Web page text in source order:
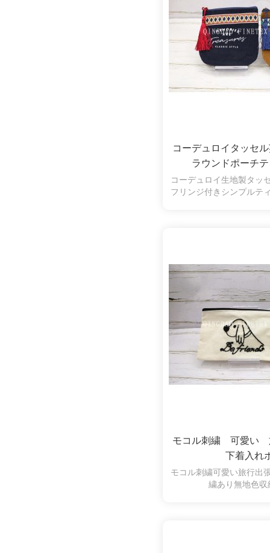
コーデュロイタッセ
ラウンドポーチ
コーデュロイ生地製タッ
フリンジ付きシンプルテ
モコル刺繍 可愛い
下着入れ
モコル刺繍可愛い旅行出
繍あり無地色収